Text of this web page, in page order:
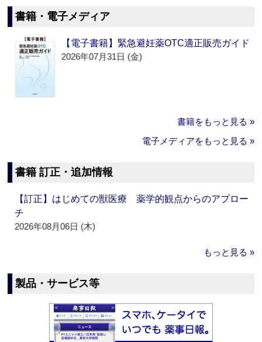
書籍・電子メディア
【電子書籍】緊急避妊薬OTC適正販売ガイド
2026年07月31日 (金)
書籍をもっと見る »
電子メディアをもっと見る »
書籍 訂正・追加情報
【訂正】はじめての獣医療 薬学的観点からのアプロー
チ
2026年08月06日 (木)
もっと見る »
製品・サービス等